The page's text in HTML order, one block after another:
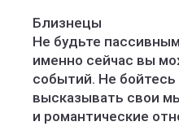
Близнецы
Не будьте
именно сейчас вы
событий. Не бойтесь
высказывать свои
и романтические